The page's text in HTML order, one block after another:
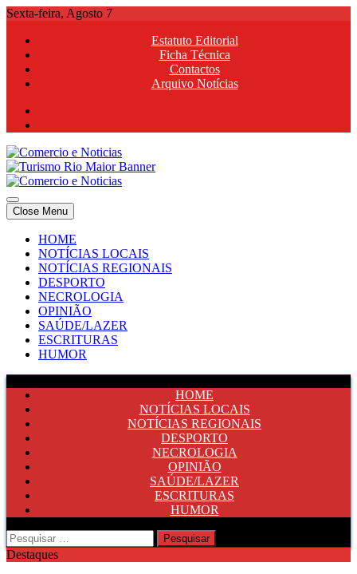
Skip
content
Sexta-feira, Agosto 7
Estatuto Editorial
Ficha Técnica
Contactos
Arquivo Notícias
Comercio e Noticias
Notícias e Publicidade Online
Comercio e Noticias
Notícias e Publicidade Online
Close Menu
HOME
NOTÍCIAS LOCAIS
NOTÍCIAS REGIONAIS
DESPORTO
NECROLOGIA
OPINIÃO
SAÚDE/LAZER
ESCRITURAS
HUMOR
HOME
NOTÍCIAS LOCAIS
NOTÍCIAS REGIONAIS
DESPORTO
NECROLOGIA
OPINIÃO
SAÚDE/LAZER
ESCRITURAS
HUMOR
Pesquisar
por:
Destaques